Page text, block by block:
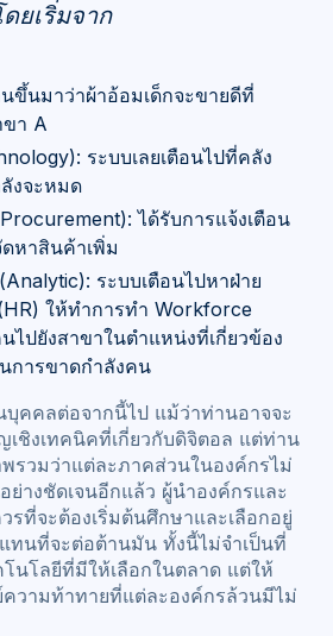
ยเริ่มจาก
ขึ้นมาว่าผ้าอ้อมเด็กจะขายดีที่
า A
ระบบเลยเตือนไปที่คลัง
งจะหมด
ได้รับการแจ้งเตือน
หาสินค้าเพิ่ม
ระบบเตือนไปหาฝ่าย
ให้ทำการทำ Workforce
ไปยังสาขาในตำแหน่งที่เกี่ยวข้อง
การขาดกำลังคน
บุคคลต่อจากนี้ไป แม้ว่าท่านอาจจะ
เชิงเทคนิคที่เกี่ยวกับดิจิตอล แต่ท่าน
พรวมว่าแต่ละภาคส่วนในองค์กรไม่
างชัดเจนอีกแล้ว ผู้นำองค์กรและ
รที่จะต้องเริ่มต้นศึกษาและเลือกอยู่
แทนที่จะต่อต้านมัน ทั้งนี้ไม่จำเป็นที่
นโลยีที่มีให้เลือกในตลาด แต่ให้
ความท้าทายที่แต่ละองค์กรล้วนมีไม่